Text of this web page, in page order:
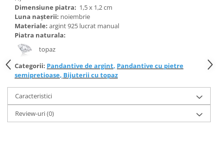
Dimensiune piatra: 1,5 x 1,2 cm
Luna nașterii: noiembrie
Materiale: argint 925 lucrat manual
Piatra naturala:
topaz
Categorii: Pandantive de argint, Pandantive cu pietre
semipretioase, Bijuterii cu topaz
Caracteristici
Review-uri(0)